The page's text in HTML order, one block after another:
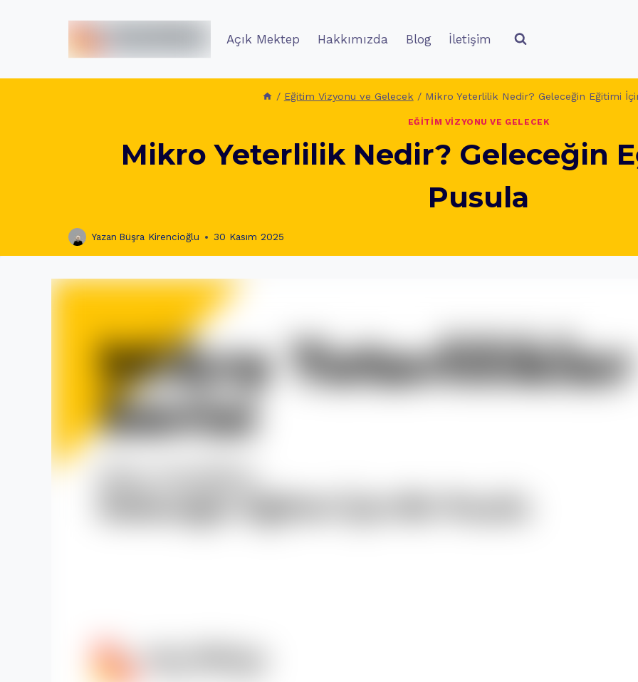
Açık Mektep Hakkımızda Blog İletişim
/ Eğitim Vizyonu ve Gelecek / Mikro Yeterlilik Nedir? Geleceğin Eğitimi
EĞITIM VIZYONU VE GELECEK
Mikro Yeterlilik Nedir? Geleceğin
Pusula
Yazan Büşra Kirencioğlu 30 Kasım 2025